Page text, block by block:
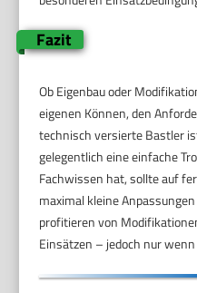
Fazit
Ob Eigenbau oder
eigenen Können, den
technisch versierte Bastler
gelegentlich eine einfache
Fachwissen hat, sollte auf
maximal kleine
profitieren von
Einsätzen – jedoch nur